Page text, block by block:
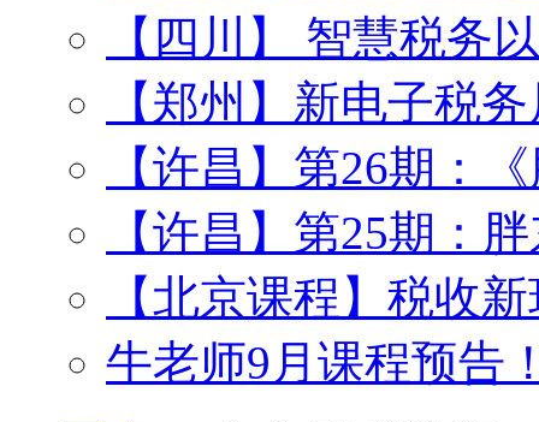
【四川】 智慧税务
【郑州】新电子税
【许昌】第26期：
【许昌】第25期：
【北京课程】税收
牛老师9月课程预告